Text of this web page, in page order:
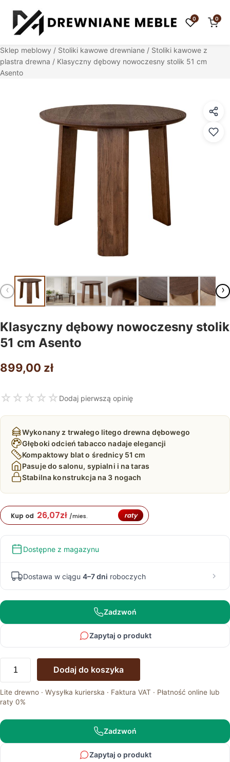
0 0
Sklep meblowy / Stoliki kawowe drewniane / Stoliki kawowe z
plastra drewna / Klasyczny dębowy nowoczesny stolik 51 cm
Asento
‹ ›
Klasyczny dębowy nowoczesny stolik
51 cm Asento
899,00 zł
☆ ☆ ☆ ☆ ☆ Dodaj pierwszą opinię
Wykonany z trwałego litego drewna dębowego
Głęboki odcień tabacco nadaje elegancji
Kompaktowy blat o średnicy 51 cm
Pasuje do salonu, sypialni i na taras
Stabilna konstrukcja na 3 nogach
Kup od 26,07zł /mies. raty
Dostępne z magazynu
Dostawa w ciągu 4–7 dni roboczych
Zadzwoń
Zapytaj o produkt
Klasyczny
dębowy
nowoczesny
stolik
51
Asento
Dodaj do koszyka
Lite drewno · Wysyłka kurierska · Faktura VAT · Płatność online lub
raty 0%
Zadzwoń
Zapytaj o produkt